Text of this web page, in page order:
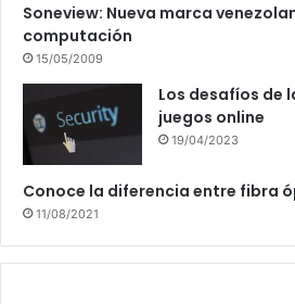
Soneview: Nueva marca
computación
15/05/2009
Los desafíos de
juegos online
19/04/2023
Conoce la diferencia entre fibra
11/08/2021